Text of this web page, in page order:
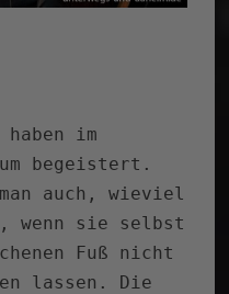
im
begeistert.
auch, wieviel
wenn sie selbst
Fuß nicht
lassen. Die